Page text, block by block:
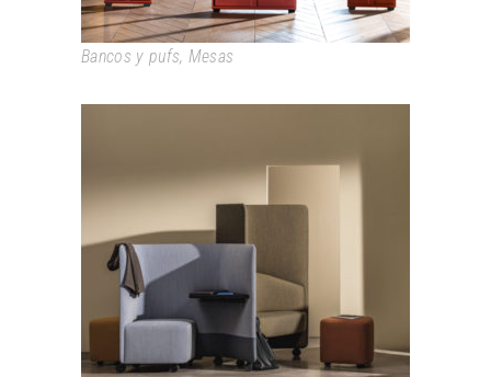
Bancos y pufs, Mesas
IN OUT OFFICE